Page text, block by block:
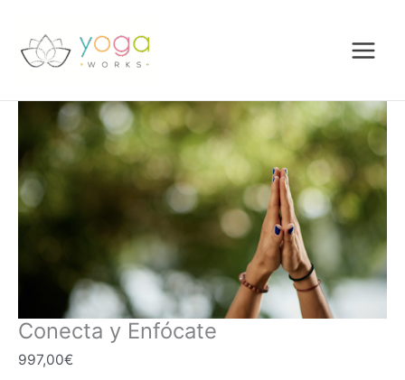
contenido
Conecta y Enfócate
997,00€
Enfócate